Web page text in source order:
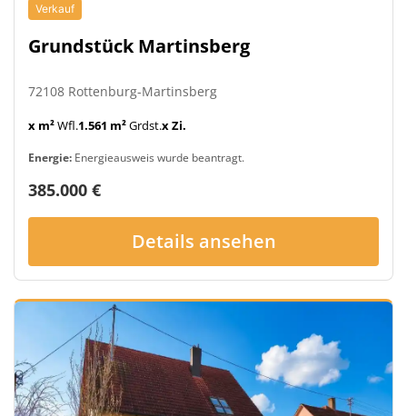
Verkauf
Grundstück Martinsberg
72108 Rottenburg-Martinsberg
x m²Wfl.1.561 m²Grdst.x Zi.
Energie: Energieausweis wurde beantragt.
385.000 €
Details ansehen